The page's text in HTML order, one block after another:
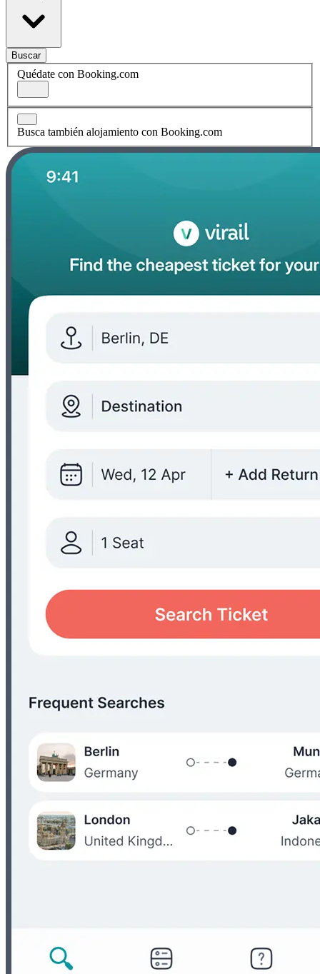
Buscar
Quédate con Booking.com
Busca también alojamiento con Booking.com